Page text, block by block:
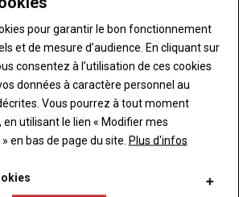
Créez un compte
AUSSI
pour garantir le bon fonctionnement
et de mesure d’audience. En cliquant sur
consentez à l’utilisation de ces cookies
données à caractère personnel au
Vous pourrez à tout moment
en utilisant le lien « Modifier mes
en bas de page du site. Plus d'infos